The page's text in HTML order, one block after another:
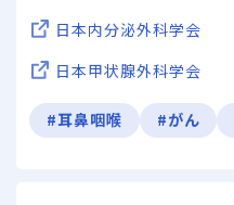
日本内分泌外科学会
日本甲状腺外科学会
#耳鼻咽喉 #がん